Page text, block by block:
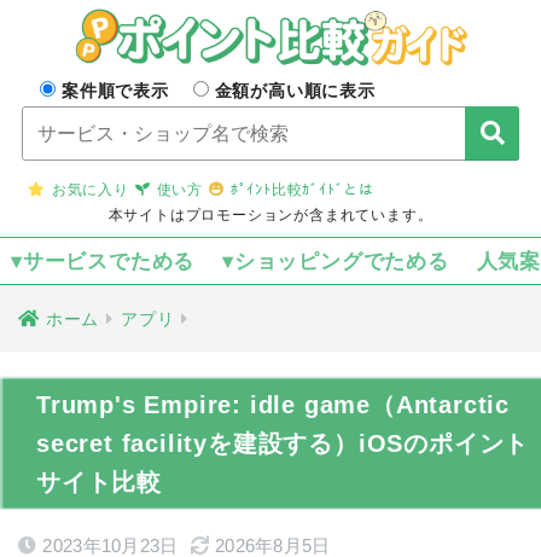
案件順で表示 金額が高い順に表示
お気に入り 使い方
ﾎﾟｲﾝﾄ比較ｶﾞｲﾄﾞとは
本サイトはプロモーションが含まれています。
▾サービスでためる ▾ショッピングでためる 人気
ホーム アプリ
Trump's Empire: idle game（Antarctic
secret facilityを建設する）iOSのポイント
サイト比較
2023年10月23日 2026年8月5日